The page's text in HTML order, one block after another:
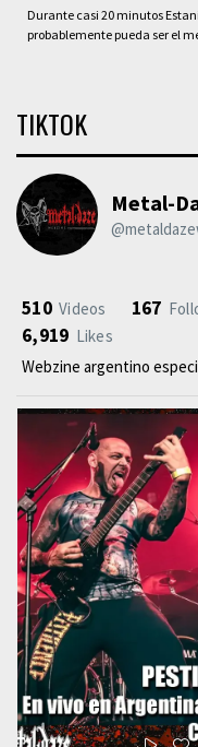
Durante casi 20 minutos
probablemente pueda ser el
TIKTOK
Metal-
510 Videos 167
6,919 Likes
Webzine argentino